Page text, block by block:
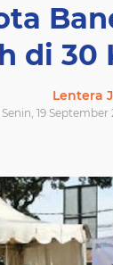
di 30
Lentera
Senin, 19 September